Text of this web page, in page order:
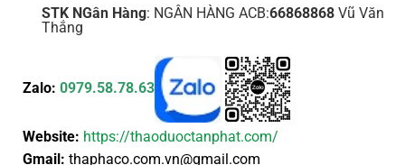
STK NGân Hàng: NGÂN HÀNG ACB:66868868Vũ Văn
Thắng
Zalo: 0979.58.78.63
Website: https://thaoduoctanphat.com/
Gmail: thaphaco.com.vn@gmail.com